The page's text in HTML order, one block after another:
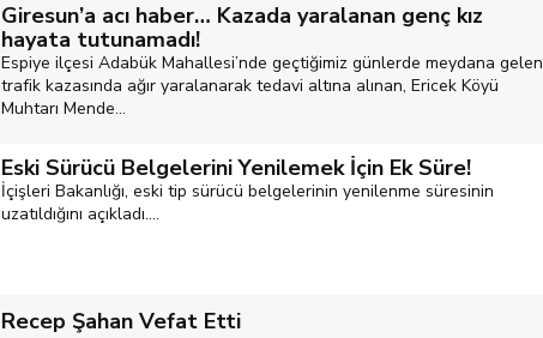
Giresun’a acı haber… Kazada yaralanan genç kız
hayata tutunamadı!
Espiye ilçesi Adabük Mahallesi’nde geçtiğimiz günlerde meydana gelen
trafik kazasında ağır yaralanarak tedavi altına alınan, Ericek Köyü
Muhtarı Mende...
Eski Sürücü Belgelerini Yenilemek İçin Ek Süre!
İçişleri Bakanlığı, eski tip sürücü belgelerinin yenilenme süresinin
uzatıldığını açıkladı....
Recep Şahan Vefat Etti